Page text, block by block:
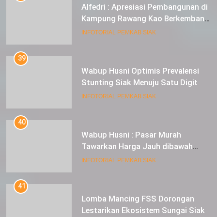
Alfedri : Apresiasi Pembangunan di
Kampung Rawang Kao Berkembang
Pesat
INFOTORIAL PEMKAB SIAK
39
Wabup Husni Optimis Prevalensi
Stunting Siak Menuju Satu Digit
INFOTORIAL PEMKAB SIAK
40
Wabup Husni : Pasar Murah
Tawarkan Harga Jauh dibawah
Pasar Tradisional
INFOTORIAL PEMKAB SIAK
41
Lomba Mancing FSS Dorongan
Lestarikan Ekosistem Sungai Siak